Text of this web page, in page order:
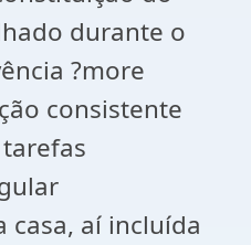
durante o
?more
consistente
casa, aí incluída